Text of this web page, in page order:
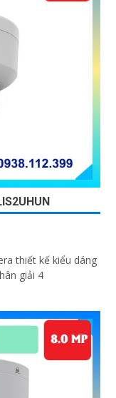
thiết kế kiểu dáng
giải 4